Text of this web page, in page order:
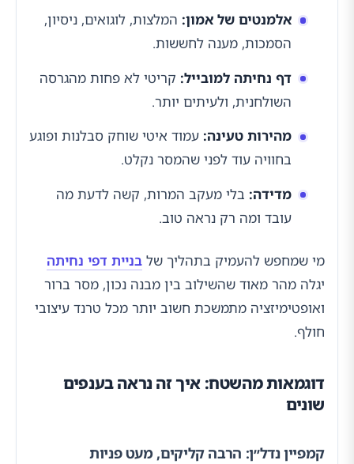
אלמנטים של אמון: המלצות, לוגואים, ניסיון,
הסמכות, מענה לחששות.
דף נחיתה למובייל: קריטי לא פחות מהגרסה
השולחנית, ולעיתים יותר.
מהירות טעינה: עמוד איטי שוחק סבלנות ופוגע
בחוויה עוד לפני שהמסר נקלט.
מדידה: בלי מעקב המרות, קשה לדעת מה
עובד ומה רק נראה טוב.
מי שמחפש להעמיק בתהליך של בניית דפי נחיתה
יגלה מהר מאוד שהשילוב בין מבנה נכון, מסר ברור
ואופטימיזציה מתמשכת חשוב יותר מכל טרנד עיצובי
חולף.
דוגמאות מהשטח: איך זה נראה בענפים
שונים
קמפיין נדל״ן: הרבה קליקים, מעט פניות